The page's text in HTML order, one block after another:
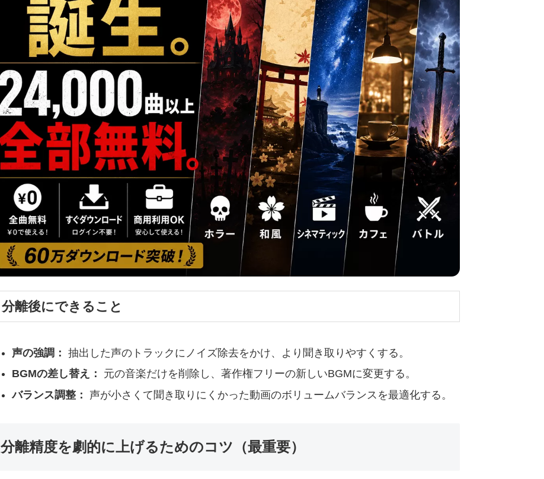
分離後にできること
声の強調： 抽出した声のトラックにノイズ除去をかけ、より聞き取りやすくする。
BGMの差し替え：
元の音楽だけを削除し、著作権フリーの新しいBGMに変更する。
バランス調整：
声が小さくて聞き取りにくかった動画のボリュームバランスを最適化する。
分離精度を劇的に上げるためのコツ（最重要）